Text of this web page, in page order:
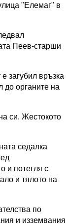
"Елемаг" в
Пеев-старши
загубил връзка
до органите на
си. Жестокото
седалка
и потегля с
и тялото на
по
и изземвания